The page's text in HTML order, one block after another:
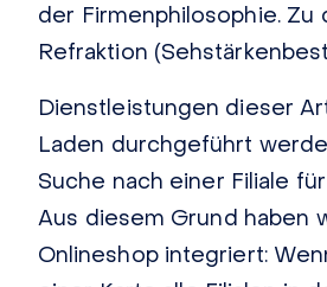
der Firmenphilosophie.
Refraktion
Dienstleistungen dieser
Laden durchgeführt
Suche nach einer Filiale
Aus diesem Grund haben
Onlineshop integriert: